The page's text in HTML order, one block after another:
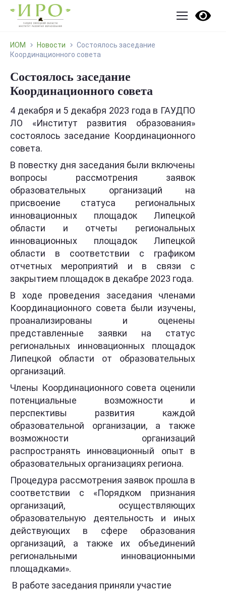
ИОМ Новости
Состоялось заседание
Координационного совета
Состоялось заседание
Координационного совета
4 декабря и 5 декабря 2023 года в ГАУДПО
ЛО «Институт развития образования»
состоялось заседание Координационного
совета.
В повестку дня заседания были включены
вопросы рассмотрения заявок
образовательных организаций на
присвоение статуса региональных
инновационных площадок Липецкой
области и отчеты региональных
инновационных площадок Липецкой
области в соответствии с графиком
отчетных мероприятий и в связи с
закрытием площадок в декабре 2023 года.
В ходе проведения заседания членами
Координационного совета были изучены,
проанализированы и оценены
представленные заявки на статус
региональных инновационных площадок
Липецкой области от образовательных
организаций.
Члены Координационного совета оценили
потенциальные возможности и
перспективы развития каждой
образовательной организации, а также
возможности организаций
распространять инновационный опыт в
образовательных организациях региона.
Процедура рассмотрения заявок прошла в
соответствии с «Порядком признания
организаций, осуществляющих
образовательную деятельность и иных
действующих в сфере образования
организаций, а также их объединений
региональными инновационными
площадками».
В работе заседания приняли участие